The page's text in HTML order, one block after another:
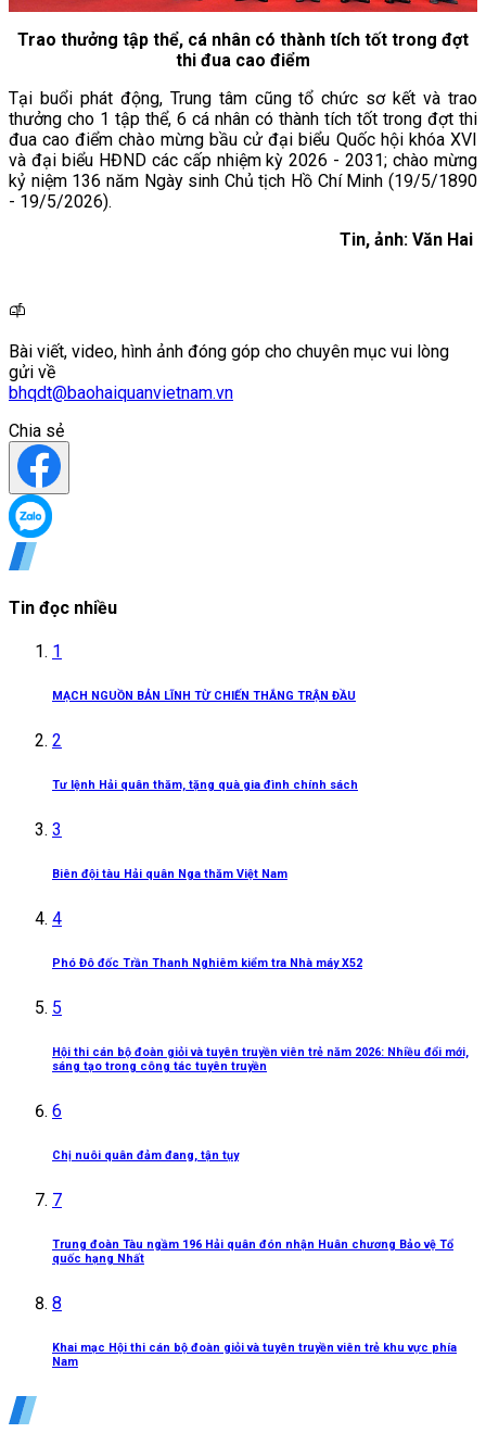
Trao thưởng tập thể, cá nhân có thành tích tốt trong đợt
thi đua cao điểm
Tại buổi phát động, Trung tâm cũng tổ chức sơ kết và trao
thưởng cho 1 tập thể, 6 cá nhân có thành tích tốt trong đợt thi
đua cao điểm chào mừng bầu cử đại biểu Quốc hội khóa XVI
và đại biểu HĐND các cấp nhiệm kỳ 2026 - 2031; chào mừng
kỷ niệm 136 năm Ngày sinh Chủ tịch Hồ Chí Minh (19/5/1890
- 19/5/2026).
Tin, ảnh: Văn Hai
Bài viết, video, hình ảnh đóng góp cho chuyên mục vui lòng
gửi về
bhqdt@baohaiquanvietnam.vn
Chia sẻ
Tin đọc nhiều
1
MẠCH NGUỒN BẢN LĨNH TỪ CHIẾN THẮNG TRẬN ĐẦU
2
Tư lệnh Hải quân thăm, tặng quà gia đình chính sách
3
Biên đội tàu Hải quân Nga thăm Việt Nam
4
Phó Đô đốc Trần Thanh Nghiêm kiểm tra Nhà máy X52
5
Hội thi cán bộ đoàn giỏi và tuyên truyền viên trẻ năm 2026: Nhiều đổi mới,
sáng tạo trong công tác tuyên truyền
6
Chị nuôi quân đảm đang, tận tụy
7
Trung đoàn Tàu ngầm 196 Hải quân đón nhận Huân chương Bảo vệ Tổ
quốc hạng Nhất
8
Khai mạc Hội thi cán bộ đoàn giỏi và tuyên truyền viên trẻ khu vực phía
Nam